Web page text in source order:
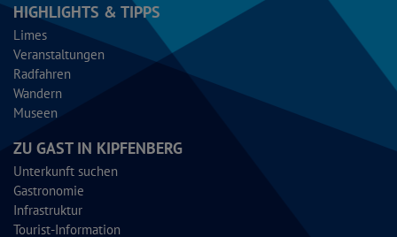
HIGHLIGHTS & TIPPS
Limes
Veranstaltungen
Radfahren
Wandern
Museen
ZU GAST IN KIPFENBERG
Unterkunft suchen
Gastronomie
Infrastruktur
Tourist-Information